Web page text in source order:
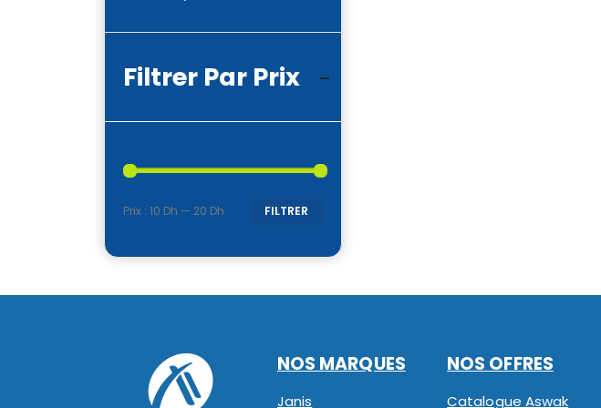
Filtrer Par Prix
FILTRER
Prix : 10 Dh — 20 Dh
NOS MARQUES
Janis
NOS OFFRES
Catalogue Aswak